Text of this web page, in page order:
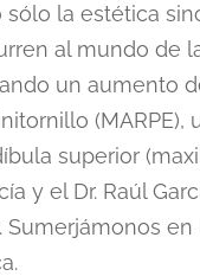
sólo la estética
al mundo de
un aumento
superior
y el Dr. Raúl